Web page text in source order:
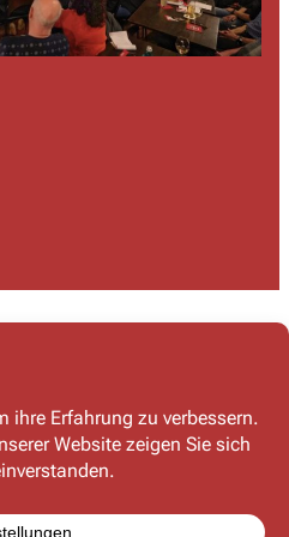
Sie mit uns in Kontakt
wir freuen uns auf Ihre